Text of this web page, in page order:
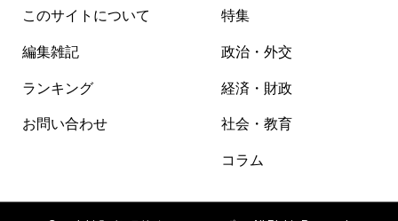
このサイトについて
編集雑記
ランキング
お問い合わせ
特集
政治・外交
経済・財政
社会・教育
コラム